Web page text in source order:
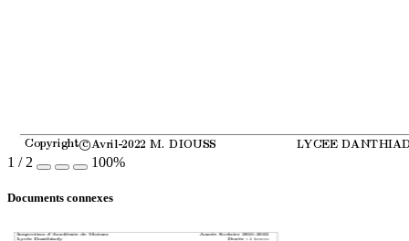
Copyright c
 Avril-2022 M. DIOUSS LYCEE D
1 / 2 100%
Documents connexes